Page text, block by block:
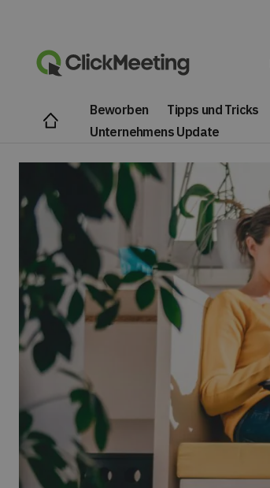
Beworben Tipps und Tricks
Unternehmens Update